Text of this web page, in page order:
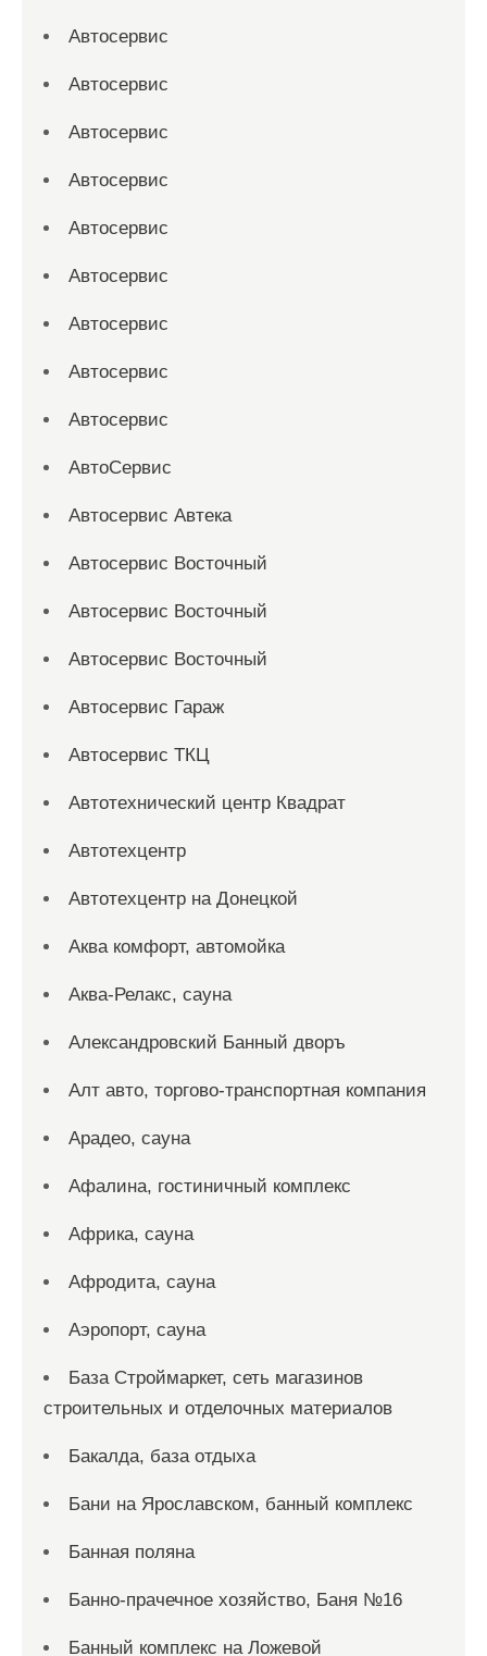
Автосервис
Автосервис
Автосервис
Автосервис
Автосервис
Автосервис
Автосервис
Автосервис
Автосервис
АвтоСервис
Автосервис Автека
Автосервис Восточный
Автосервис Восточный
Автосервис Восточный
Автосервис Гараж
Автосервис ТКЦ
Автотехнический центр Квадрат
Автотехцентр
Автотехцентр на Донецкой
Аква комфорт, автомойка
Аква-Релакс, сауна
Александровский Банный дворъ
Алт авто, торгово-транспортная компания
Арадео, сауна
Афалина, гостиничный комплекс
Африка, сауна
Афродита, сауна
Аэропорт, сауна
База Строймаркет, сеть магазинов
строительных и отделочных материалов
Бакалда, база отдыха
Бани на Ярославском, банный комплекс
Банная поляна
Банно-прачечное хозяйство, Баня №16
Банный комплекс на Ложевой